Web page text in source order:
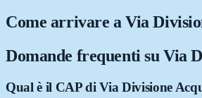
Come arrivare aVia
Domande frequenti su Via
Qual è il CAP di Via Divisione